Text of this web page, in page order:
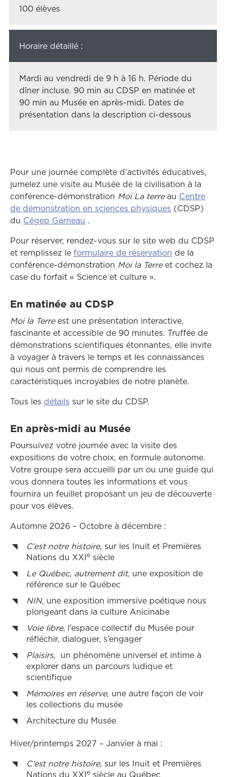
100 élèves
Horaire détaillé :
Mardi au vendredi de 9 h à 16 h. Période du
dîner incluse. 90 min au CDSP en matinée et
90 min au Musée en après-midi. Dates de
présentation dans la description ci-dessous
Pour une journée complète d’activités éducatives,
jumelez une visite au Musée de la civilisation à la
conférence-démonstration Moi La terreau Centre
de démonstration en sciences physiques Ce lien
(CDSP)
du Cégep Garneau Ce lien ouvrira dans une autre
.
Pour réserver, rendez-vous sur le site web du CDSP
et remplissez le formulaire de réservation de la
conférence-démonstration Moi la Terreet cochez la
case du forfait « Science et culture ».
En matinée au CDSP
Moi la Terreest une présentation interactive,
fascinante et accessible de 90 minutes. Truffée de
démonstrations scientifiques étonnantes, elle invite
à voyager à travers le temps et les connaissances
qui nous ont permis de comprendre les
caractéristiques incroyables de notre planète.
Tous les détails sur le site du CDSP.
En après-midi au Musée
Poursuivez votre journée avec la visite des
expositions de votre choix, en formule autonome.
Votre groupe sera accueilli par un ou une guide qui
vous donnera toutes les informations et vous
fournira un feuillet proposant un jeu de découverte
pour vos élèves.
Automne 2026 – Octobre à décembre :
C’est notre histoire, sur les Inuit et Premières
Nations du XXIe siècle
Le Québec, autrement dit, une exposition de
référence sur le Québec
NIN, une exposition immersive poétique nous
plongeant dans la culture Anicinabe
Voie libre, l’espace collectif du Musée pour
réfléchir, dialoguer, s’engager
Plaisirs, un phénomène universel et intime à
explorer dans un parcours ludique et
scientifique
Mémoires en réserve, une autre façon de voir
les collections du musée
Architecture du Musée
Hiver/printemps 2027 – Janvier à mai :
C’est notre histoire, sur les Inuit et Premières
Nations du XXIe siècle au Québec